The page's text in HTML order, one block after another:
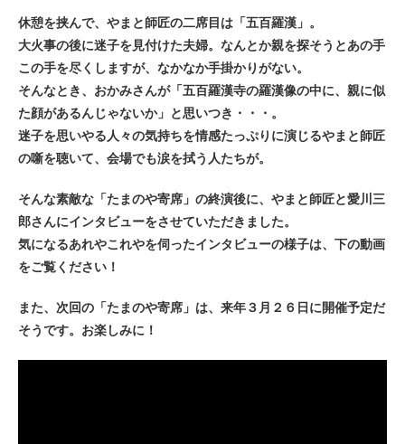
休憩を挟んで、やまと師匠の二席目は「五百羅漢」。
大火事の後に迷子を見付けた夫婦。なんとか親を探そうとあの手
この手を尽くしますが、なかなか手掛かりがない。
そんなとき、おかみさんが「五百羅漢寺の羅漢像の中に、親に似
た顔があるんじゃないか」と思いつき・・・。
迷子を思いやる人々の気持ちを情感たっぷりに演じるやまと師匠
の噺を聴いて、会場でも涙を拭う人たちが。
そんな素敵な「たまのや寄席」の終演後に、やまと師匠と愛川三
郎さんにインタビューをさせていただきました。
気になるあれやこれやを伺ったインタビューの様子は、下の動画
をご覧ください！
また、次回の「たまのや寄席」は、来年３月２６日に開催予定だ
そうです。お楽しみに！